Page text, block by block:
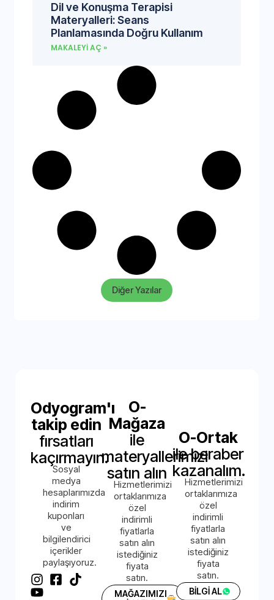
Dil ve Konuşma Terapisi
Materyalleri: Seans
Planlamasında Doğru Kullanım
MAKALEYI AÇ »
Diğer Yazılar
Odyogram'ı
takip edin
fırsatları
kaçırmayın.
Sosyal
medya
hesaplarımızda
indirim
kuponları
ve
bilgilendirici
içerikler
paylaşıyoruz.
O-
Mağaza
ile
materyallerimizi
satın alın
Hizmetlerimizi
ortaklarımıza
özel
indirimli
fiyatlarla
satın alın
istediğiniz
fiyata
satın.
MAĞAZIMIZI
O-Ortak
ile beraber
kazanalım.
Hizmetlerimizi
ortaklarımıza
özel
indirimli
fiyatlarla
satın alın
istediğiniz
fiyata
satın.
BİLGİ AL